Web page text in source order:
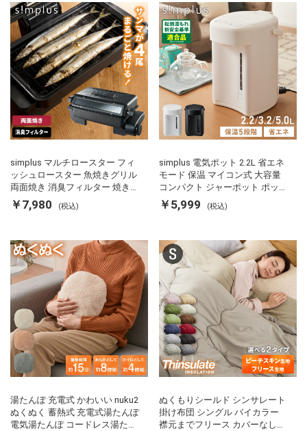
simplus マルチロースター フィ
ッシュロースター 魚焼きグリル
両面焼き 消臭フィルター 焼き魚
両面ヒーター タイマー付き SP-
FRS01 マットブラック シンプラ
￥7,980 (税込)
simplus 電気ポット 2.2L 省エネ
モード 保温 マイコン式 大容量
コンパクト ジャーポット ポット
カルキ抜き 空焚き防止 温度調節
軽量 SP-PD22 シンプラス
￥5,999 (税込)
湯たんぽ 充電式 かわいい nuku2
ぬくぬく 蓄熱式 充電式湯たんぽ
電気湯たんぽ コードレス湯たん
ぬくもりシールド シンサレート
掛け布団 シングル バイカラー
襟元までフリース カバーなしで